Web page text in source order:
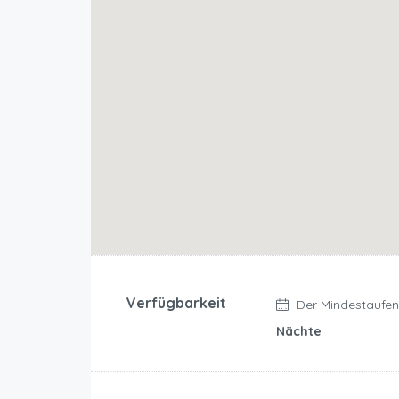
Verfügbarkeit Der
Nächte